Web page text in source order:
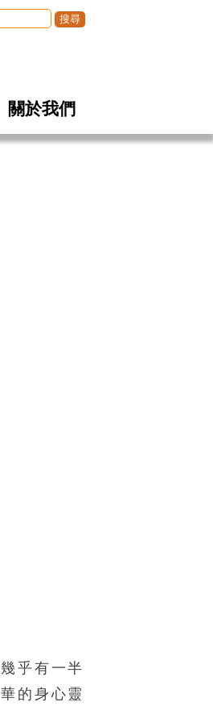
關於我們
乎有一半
的身心靈